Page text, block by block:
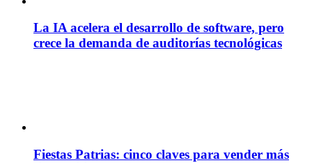
La IA acelera el desarrollo de software, pero
crece la demanda de auditorías tecnológicas
Fiestas Patrias: cinco claves para vender más